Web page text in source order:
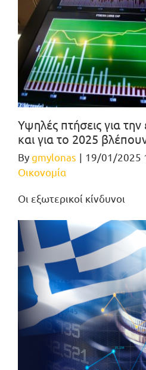
Υψηλές πτήσεις για την
και για το 2025 βλέπουν
Bygmylonas | 19/01/2025
Οικονομία
Οι εξωτερικοί κίνδυνοι